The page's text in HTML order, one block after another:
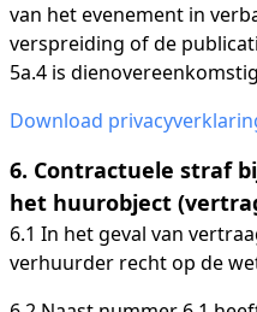
van het evenement in
verspreiding of de
5a.4 is
Download
6. Contractuele straf
het huurobject
6.1 In het geval van
verhuurder recht op de